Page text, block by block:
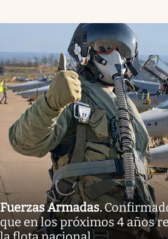
Fuerzas Armadas.
que en los próximos 4 años